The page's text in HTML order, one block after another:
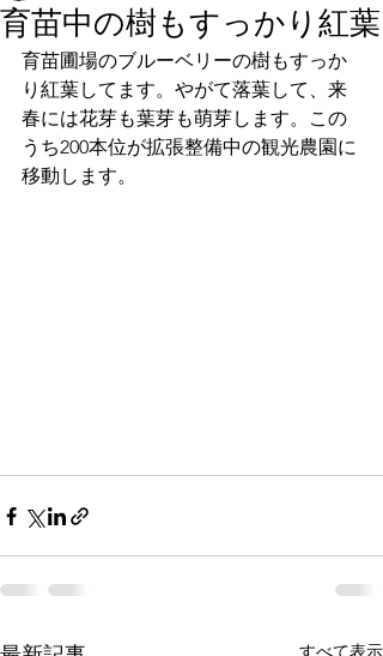
育苗中の樹もすっかり紅葉
育苗圃場のブルーベリーの樹もすっか
り紅葉してます。やがて落葉して、来
春には花芽も葉芽も萌芽します。この
うち200本位が拡張整備中の観光農園に
移動します。
すべて表示